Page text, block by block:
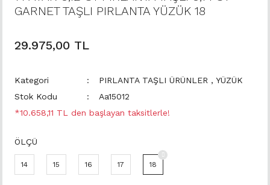
GARNET TAŞLI PIRLANTA YÜZÜK 18
29.975,00 TL
Kategori PIRLANTA TAŞLI ÜRÜNLER , YÜZÜK
Stok Kodu
Aa15012
*10.658,11 TL den başlayan taksitlerle!
ÖLÇÜ
14 15 16 17 18